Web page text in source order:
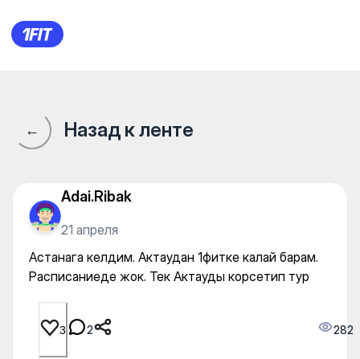
Астанага келдим.
← Назад к ленте
Adai.Ribak
21 апреля
Астанага келдим. Актаудан 1фитке калай барам.
Расписаниеде жок. Тек Актауды корсетип тур
3 2 282